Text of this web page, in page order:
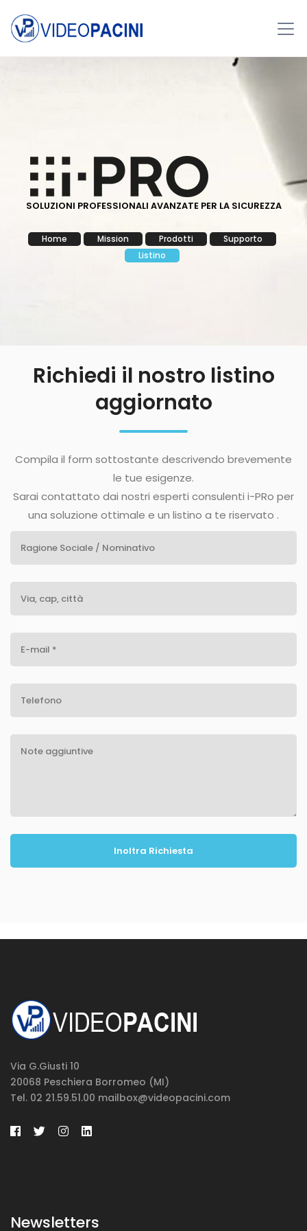
SOLUZIONI PROFESSIONALI AVANZATE PER LA SICUREZZA
Home Mission Prodotti
Supporto
Listino
Richiedi il nostro listino
aggiornato
Compila il form sottostante descrivendo brevemente
le tue esigenze.
Sarai contattato dai nostri esperti consulenti i-PRo per
una soluzione ottimale e un listino a te riservato .
Inoltra Richiesta
Via G.Giusti 10
20068 Peschiera Borromeo (MI)
Tel. 02 21.59.51.00 mailbox@videopacini.com
Newsletters